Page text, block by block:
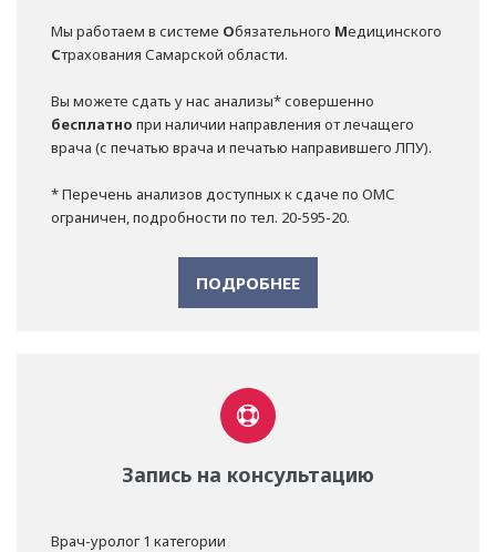
Мы работаем в системе Обязательного Медицинского
Страхования Самарской области.
Вы можете сдать у нас анализы* совершенно
бесплатно при наличии направления от лечащего
врача (с печатью врача и печатью направившего ЛПУ).
* Перечень анализов доступных к сдаче по ОМС
ограничен, подробности по тел. 20-595-20.
ПОДРОБНЕЕ
Запись на консультацию
Врач-уролог 1 категории